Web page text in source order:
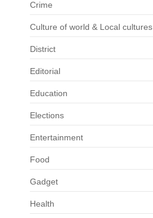
Crime
Culture of world & Local cultures
District
Editorial
Education
Elections
Entertainment
Food
Gadget
Health